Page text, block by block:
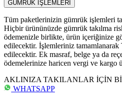
GÜMRÜK İŞLEMLERİ
Tüm paketlerinizin gümrük işlemleri
Hiçbir ürününüzde gümrük takılma
ödemenizle birlikte, ürün içeriğinize
edilecektir. İşlemleriniz
edilecektir. Ek masraf, belge ya da
ödemelerinize haricen vergi ve kargo
AKLINIZA TAKILANLAR İÇİN
WHATSAPP